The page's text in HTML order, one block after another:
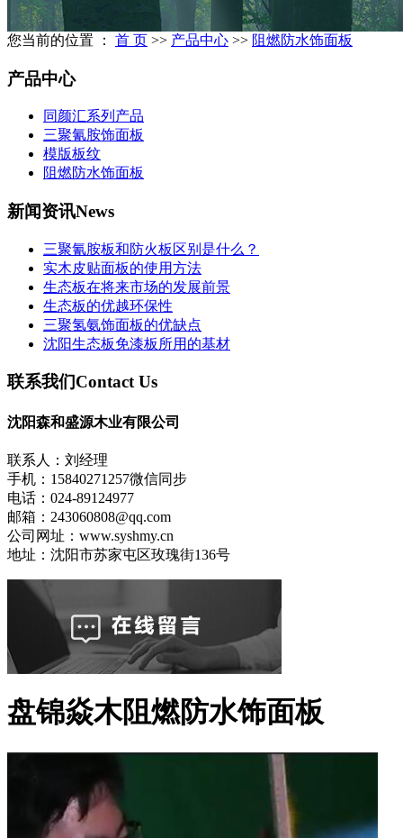
您当前的位置 ： 首 页 >> 产品中心 >> 阻燃防水饰面板
产品中心
同颜汇系列产品
三聚氰胺饰面板
模版板纹
阻燃防水饰面板
新闻资讯News
三聚氰胺板和防火板区别是什么？
实木皮贴面板的使用方法
生态板在将来市场的发展前景
生态板的优越环保性
三聚氢氨饰面板的优缺点
沈阳生态板免漆板所用的基材
联系我们Contact Us
沈阳森和盛源木业有限公司
联系人：刘经理
手机：15840271257微信同步
电话：024-89124977
邮箱：243060808@qq.com
公司网址：www.syshmy.cn
地址：沈阳市苏家屯区玫瑰街136号
盘锦焱木阻燃防水饰面板